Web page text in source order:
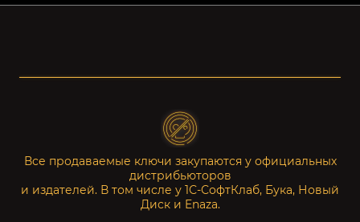
Все продаваемые ключи закупаются у официальных
дистрибьюторов
и издателей. В том числе у 1С-СофтКлаб, Бука, Новый
Диск и Enaza.